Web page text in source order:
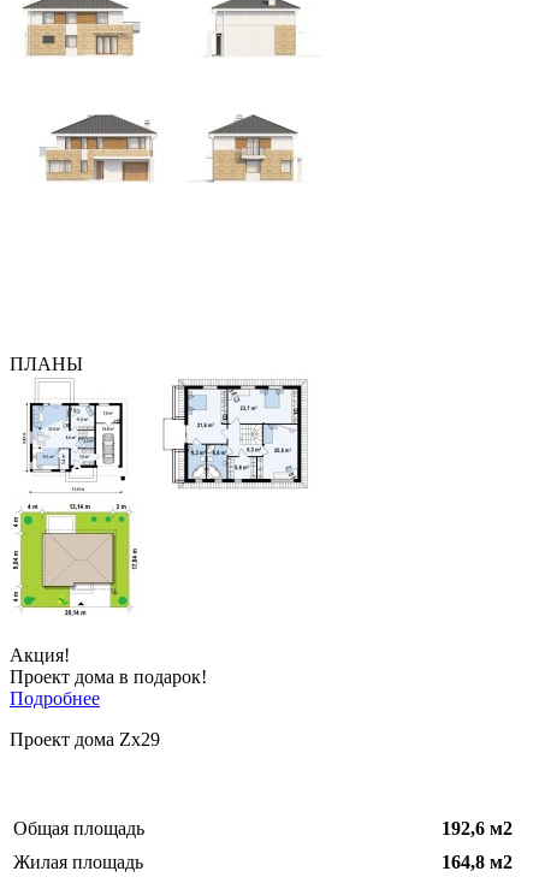
ПЛАНЫ
Акция!
Проект дома в подарок!
Подробнее
Проект дома Zx29
Общая площадь 192,6 м2
Жилая площадь
164,8 м2